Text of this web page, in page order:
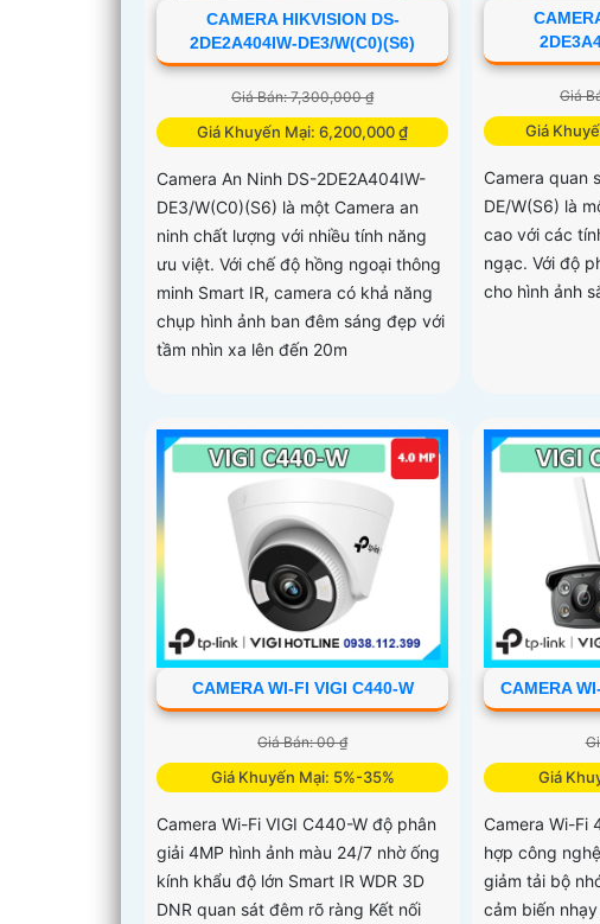
CAMERA HIKVISION DS-
2DE2A404IW-DE3/W(C0)(S6)
Giá Bán: 7,300,000 ₫
Giá Khuyến Mại: 6,200,000 ₫
Camera An Ninh DS-2DE2A404IW-
DE3/W(C0)(S6) là một Camera an
ninh chất lượng với nhiều tính năng
ưu việt. Với chế độ hồng ngoại thông
minh Smart IR, camera có khả năng
chụp hình ảnh ban đêm sáng đẹp với
tầm nhìn xa lên đến 20m
Giá
Giá
Camera quan
DE/W(S6) là
cao với các
ngạc. Với độ
cho hình ảnh
CAMERA WI-FI VIGI C440-W
Giá Bán: 00 ₫
Giá Khuyến Mại: 5%-35%
Camera Wi-Fi VIGI C440-W độ phân
giải 4MP hình ảnh màu 24/7 nhờ ống
kính khẩu độ lớn Smart IR WDR 3D
DNR quan sát đêm rõ ràng Kết nối
CAMERA
Giá
Camera Wi-Fi
hợp công
giảm tải bộ
cảm biến